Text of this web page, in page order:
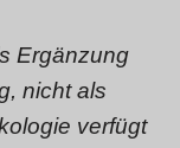
Ergänzung
nicht als
verfügt